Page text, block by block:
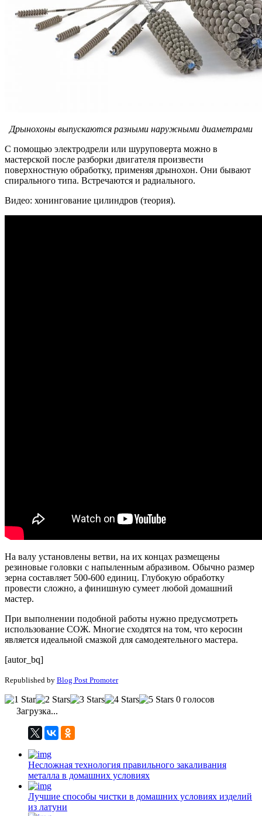
Дрынохоны выпускаются разными наружными диаметрами
С помощью электродрели или шуруповерта можно в
мастерской после разборки двигателя произвести
поверхностную обработку, применяя дрынохон. Они бывают
спирального типа. Встречаются и радиального.
Видео: хонингование цилиндров (теория).
На валу установлены ветви, на их концах размещены
резиновые головки с напыленным абразивом. Обычно размер
зерна составляет 500-600 единиц. Глубокую обработку
провести сложно, а финишную сумеет любой домашний
мастер.
При выполнении подобной работы нужно предусмотреть
использование СОЖ. Многие сходятся на том, что керосин
является идеальной смазкой для самодеятельного мастера.
[autor_bq]
Republished by Blog Post Promoter
0 голосов
Загрузка...
Несложная технология правильного закаливания
металла в домашних условиях
Лучшие способы чистки в домашних условиях изделий
из латуни